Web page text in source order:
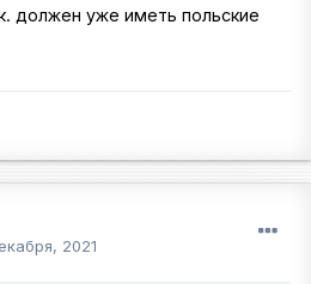
должен уже иметь польские
2021